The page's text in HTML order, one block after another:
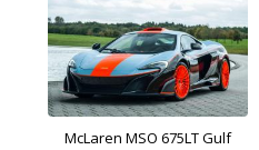
McLaren MSO 675LT Gulf